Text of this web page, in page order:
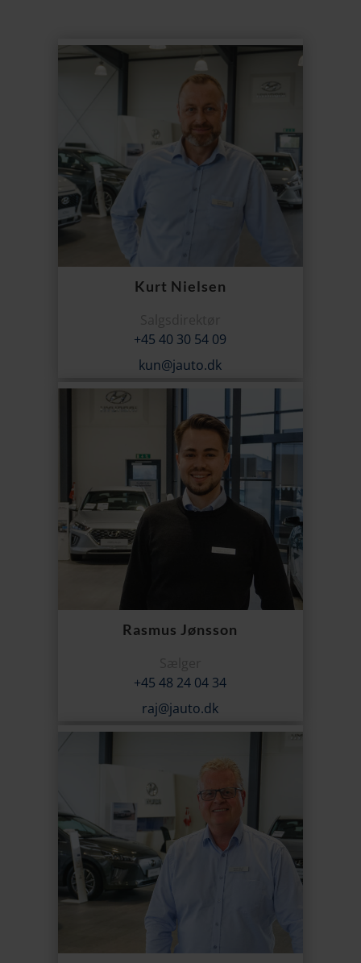
Kurt Nielsen
+45 40 30 54 09
kun@jauto.dk
Rasmus Jønsson
+45 48 24 04 34
raj@jauto.dk